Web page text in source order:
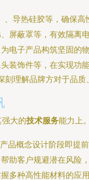
、导热硅胶等，确保
屏蔽罩等，有效隔离
电子产品构筑坚固的
装饰件等，在实现功
理解品牌方对于品
强大的技术服务能力上
产品概念设计阶段即提
助客户规避潜在风险
握多种高性能材料的